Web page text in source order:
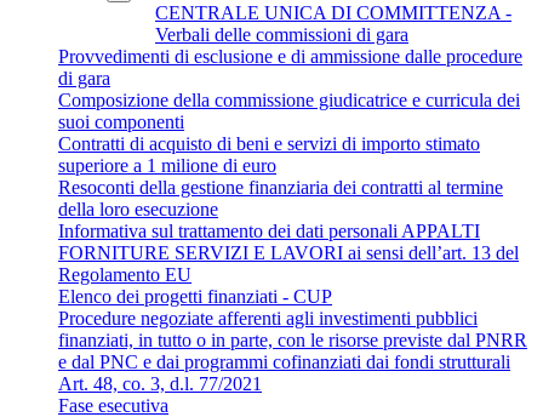
CENTRALE UNICA DI COMMITTENZA -
Verbali delle commissioni di gara
Provvedimenti di esclusione e di ammissione dalle procedure
di gara
Composizione della commissione giudicatrice e curricula dei
suoi componenti
Contratti di acquisto di beni e servizi di importo stimato
superiore a 1 milione di euro
Resoconti della gestione finanziaria dei contratti al termine
della loro esecuzione
Informativa sul trattamento dei dati personali APPALTI
FORNITURE SERVIZI E LAVORI ai sensi dell’art. 13 del
Regolamento EU
Elenco dei progetti finanziati - CUP
Procedure negoziate afferenti agli investimenti pubblici
finanziati, in tutto o in parte, con le risorse previste dal PNRR
e dal PNC e dai programmi cofinanziati dai fondi strutturali
Art. 48, co. 3, d.l. 77/2021
Fase esecutiva